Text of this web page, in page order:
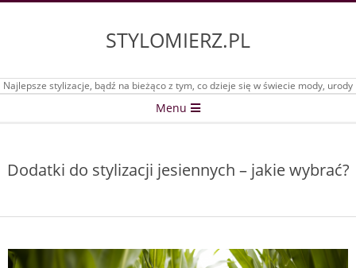
STYLOMIERZ.PL
Najlepsze stylizacje, bądź na bieżąco z tym, co dzieje się w świecie mody, urody
Menu
Dodatki do stylizacji jesiennych – jakie wybrać?